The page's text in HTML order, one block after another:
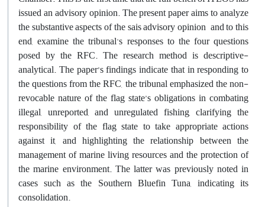
issued an advisory opinion. The present paper aims to analyze
the substantive aspects of the sais advisory opinion and to this
end, examine the tribunal's responses to the four questions
posed by the RFC. The research method is descriptive-
analytical. The paper’s findings indicate that in responding to
the questions from the RFC, the tribunal emphasized the non-
revocable nature of the flag state’s obligations in combating
illegal, unreported, and unregulated fishing, clarifying the
responsibility of the flag state to take appropriate actions
against it, and highlighting the relationship between the
management of marine living resources and the protection of
the marine environment. The latter was previously noted in
cases such as the Southern Bluefin Tuna, indicating its
consolidation.